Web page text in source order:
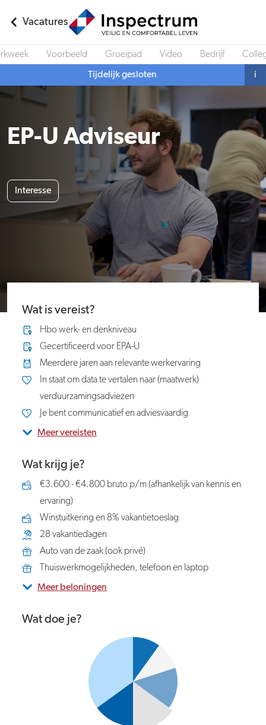
Vacatures
Voorbeeld Groeipad Video Bedrijf
Tijdelijk gesloten i
EP-U Adviseur
Interesse
Wat is vereist?
Hbo werk- en denkniveau
Gecertificeerd voor EPA-U
Meerdere jaren aan relevante werkervaring
In staat om data te vertalen naar (maatwerk)
verduurzamingsadviezen
Je bent communicatief en adviesvaardig
Meer vereisten
Wat krijg je?
€3.600 - €4.800 bruto p/m (afhankelijk van kennis en
ervaring)
Winstuitkering en 8% vakantietoeslag
28 vakantiedagen
Auto van de zaak (ook privé)
Thuiswerkmogelijkheden, telefoon en laptop
Meer beloningen
Wat doe je?